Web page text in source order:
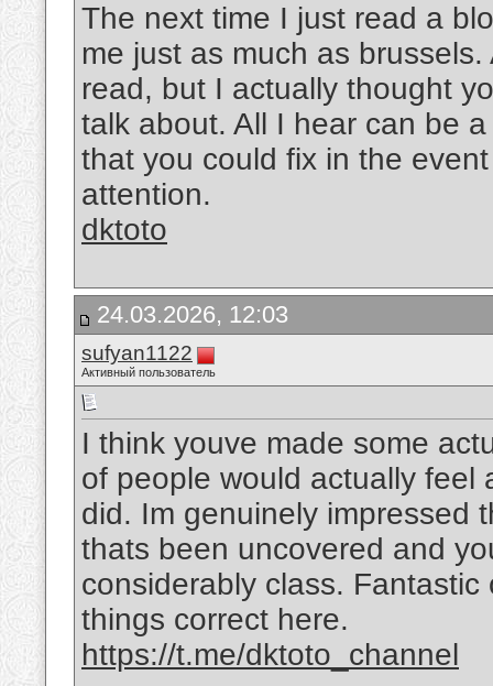
The next time I just read a
me just as much as
read, but I actually thought
talk about. All I hear can be
that you could fix in the
attention.
dktoto
24.03.2026, 12:03
sufyan1122
Активный пользователь
I think youve made some
of people would actually feel
did. Im genuinely impressed
thats been uncovered and
considerably class.
things correct here.
https://t.me/dktoto_channel